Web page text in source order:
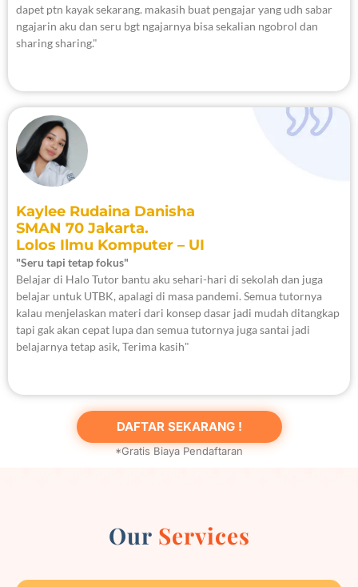
dapet ptn kayak sekarang. makasih buat pengajar yang udh sabar
ngajarin aku dan seru bgt ngajarnya bisa sekalian ngobrol dan
sharing sharing."
Kaylee Rudaina Danisha
SMAN 70 Jakarta.
Lolos Ilmu Komputer – UI
"Seru tapi tetap fokus"
Belajar di Halo Tutor bantu aku sehari-hari di sekolah dan juga
belajar untuk UTBK, apalagi di masa pandemi. Semua tutornya
kalau menjelaskan materi dari konsep dasar jadi mudah ditangkap
tapi gak akan cepat lupa dan semua tutornya juga santai jadi
belajarnya tetap asik, Terima kasih"
DAFTAR SEKARANG !
*Gratis Biaya Pendaftaran
Our Services